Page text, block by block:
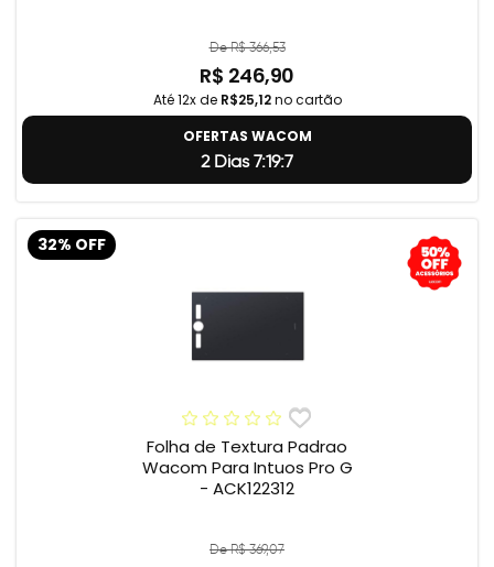
De R$ 366,53
R$ 246,90
Até 12x de R$25,12no cartão
OFERTAS WACOM
2 Dias 7:19:5
32% OFF
Folha de Textura Padrao
Wacom Para Intuos Pro G
- ACK122312
De R$ 369,07